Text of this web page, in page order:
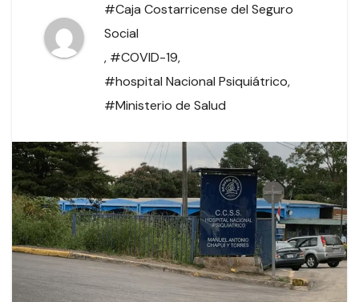
#Caja Costarricense del Seguro
Social
, #COVID-19,
#hospital Nacional Psiquiátrico,
#Ministerio de Salud